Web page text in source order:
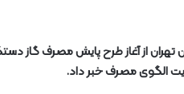
تهران از آغاز طرح پایش مصرف گاز
الگوی مصرف خبر داد.